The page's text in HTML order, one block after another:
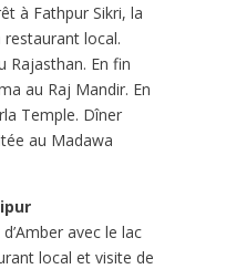
à Fathpur Sikri, la
local.
Rajasthan. En fin
au Raj Mandir. En
Temple. Dîner
au Madawa
avec le lac
local et visite de